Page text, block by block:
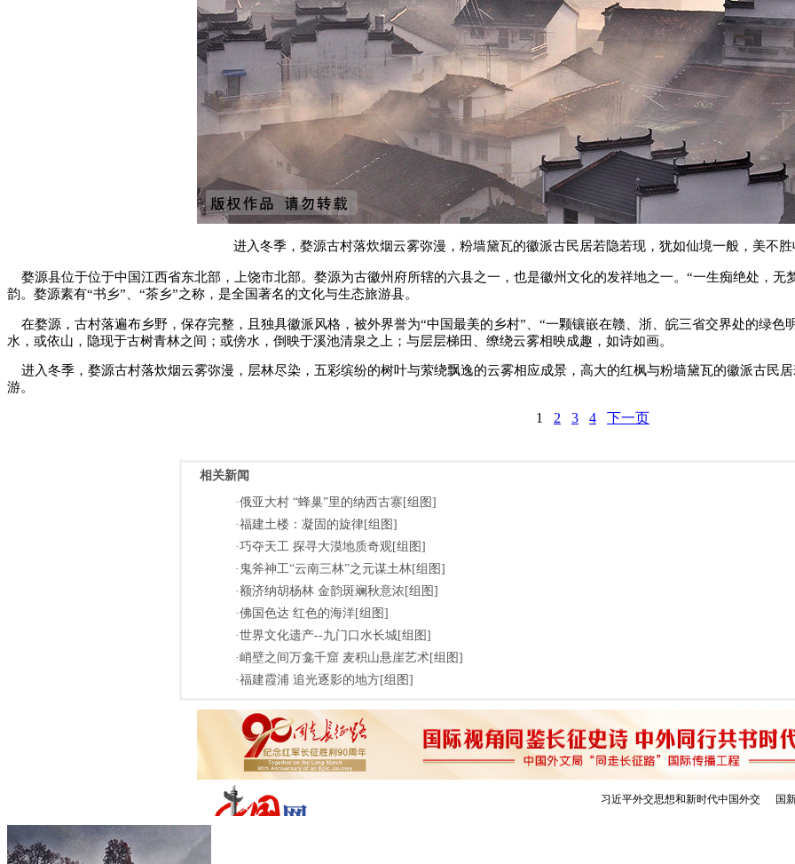
进入冬季，婺源古村落炊烟云雾弥漫， 粉墙黛瓦的徽派古民居若隐若现， 犹如仙境一般，美不胜
婺源县位于位于中国江西省东北部，上饶市北部。婺源为古徽州府所辖的六县之一，也是徽州文化的发祥地之一。“一生痴绝处，无
韵。婺源素有“书乡”、“茶乡”之称，是全国著名的文化与生态旅游县。
在婺源，古村落遍布乡野，保存完整，且独具徽派风格，被外界誉为“中国最美的乡村”、“一颗镶嵌在赣、浙、皖三省交界处的绿
水，或依山，隐现于古树青林之间；或傍水，倒映于溪池清泉之上；与层层梯田、缭绕云雾相映成趣，如诗如画。
进入冬季，婺源古村落炊烟云雾弥漫， 层林尽染，五彩缤纷的树叶与萦绕飘逸的云雾相应成景，高大的红枫与粉墙黛瓦的徽派古民
游。
1 2 3 4 下一页
相关新闻
·俄亚大村 “蜂巢”里的纳西古寨[组图]
·福建土楼：凝固的旋律[组图]
·巧夺天工 探寻大漠地质奇观[组图]
·鬼斧神工“云南三林”之元谋土林[组图]
·额济纳胡杨林 金韵斑斓秋意浓[组图]
·佛国色达 红色的海洋[组图]
·世界文化遗产--九门口水长城[组图]
·峭壁之间万龛千窟 麦积山悬崖艺术[组图]
·福建霞浦 追光逐影的地方[组图]